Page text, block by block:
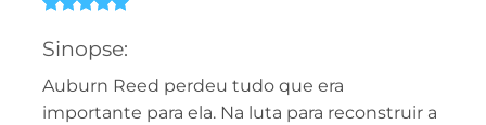
Sinopse:
Auburn Reed perdeu tudo que era
importante para ela. Na luta para reconstruir a